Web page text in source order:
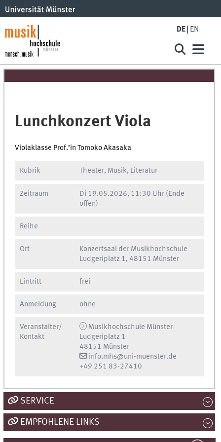
DE EN
Lunchkonzert Viola
Violaklasse Prof.’in Tomoko Akasaka
Rubrik Theater, Musik, Literatur
Zeitraum Di 19.05.2026, 11:30 Uhr (Ende
offen)
Reihe
Ort
Konzertsaal der Musikhochschule
Ludgeriplatz 1, 48151 Münster
Eintritt frei
Anmeldung ohne
Veranstalter/
Kontakt
Musikhochschule Münster
Ludgeriplatz 1
48151 Münster
info.mhs@uni-muenster.de
+49 251 83-27410
SERVICE
EMPFOHLENE LINKS